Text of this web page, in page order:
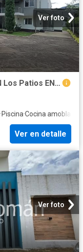
Ver foto
Casa Campestre EN ARRIENDO EN Los Patios EN Vereda Corozal 366563 $12.000.000
·Piscina·Cocina amoblada
Ver en detalle
Ver foto